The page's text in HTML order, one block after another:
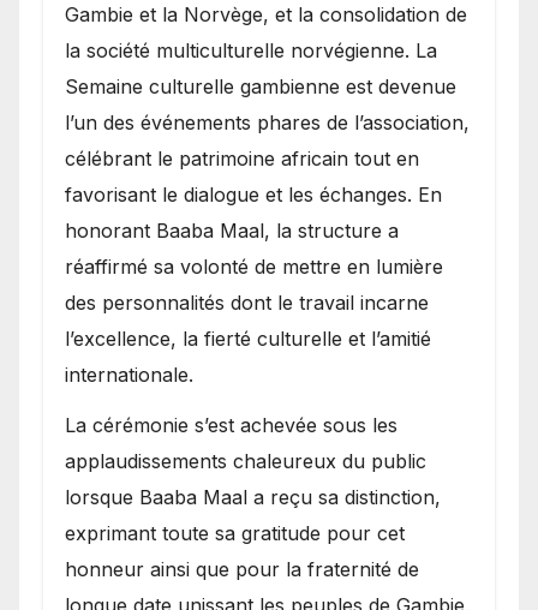
Gambie et la Norvège, et la consolidation de
la société multiculturelle norvégienne. La
Semaine culturelle gambienne est devenue
l’un des événements phares de l’association,
célébrant le patrimoine africain tout en
favorisant le dialogue et les échanges. En
honorant Baaba Maal, la structure a
réaffirmé sa volonté de mettre en lumière
des personnalités dont le travail incarne
l’excellence, la fierté culturelle et l’amitié
internationale.
​La cérémonie s’est achevée sous les
applaudissements chaleureux du public
lorsque Baaba Maal a reçu sa distinction,
exprimant toute sa gratitude pour cet
honneur ainsi que pour la fraternité de